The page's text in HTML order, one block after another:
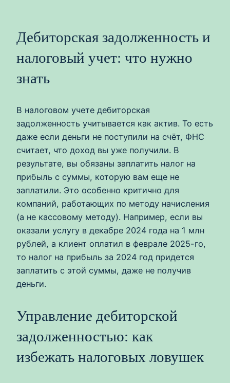
Дебиторская задолженность и
налоговый учет: что нужно
знать
В налоговом учете дебиторская
задолженность учитывается как актив. То есть
даже если деньги не поступили на счёт, ФНС
считает, что доход вы уже получили. В
результате, вы обязаны заплатить налог на
прибыль с суммы, которую вам еще не
заплатили. Это особенно критично для
компаний, работающих по методу начисления
(а не кассовому методу). Например, если вы
оказали услугу в декабре 2024 года на 1 млн
рублей, а клиент оплатил в феврале 2025-го,
то налог на прибыль за 2024 год придется
заплатить с этой суммы, даже не получив
деньги.
Управление дебиторской
задолженностью: как
избежать налоговых ловушек